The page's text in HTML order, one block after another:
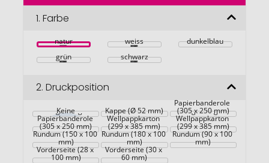
Bildgalerie
1. Farbe
natur weiss
dunkelblau
grün
schwarz
2. Druckposition
Keine Kappe (Ø 52 mm)
Maßgefertigte
Papierbanderole
(305 x 250 mm)
Maßgefertigte
Papierbanderole
(305 x 250 mm)
Kraft-
Wellpappkarton
(299 x 385 mm)
Maßgefertigter
Wellpappkarton
(299 x 385 mm)
Rundum (150 x 100
mm)
Rundum (180 x 100
mm)
Rundum (90 x 100
mm)
Vorderseite (28 x
100 mm)
Vorderseite (30 x
60 mm)